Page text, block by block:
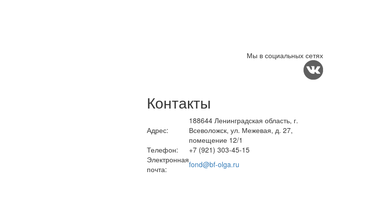
Мы в социальных сетях
Контакты
Адрес:
188644 Ленинградская область, г.
Всеволожск, ул. Межевая, д. 27,
помещение 12/1
Телефон:
+7 (921) 303-45-15
Электронная
почта:
fond@bf-olga.ru